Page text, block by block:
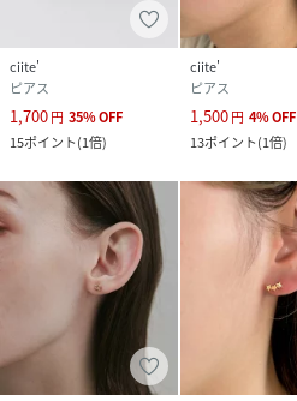
ciite'
ピアス
1,700円 35%OFF
15ポイント(1倍)
ciite'
ピアス
1,500円 4%OFF
13ポイント(1倍)